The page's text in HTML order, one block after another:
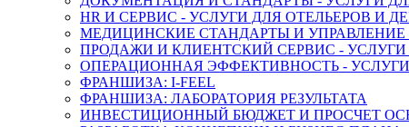
HR И СЕРВИС - УСЛУГИ ДЛЯ ОТЕЛЬЕРОВ И
МЕДИЦИНСКИЕ СТАНДАРТЫ И УПРАВЛЕНИЕ
ПРОДАЖИ И КЛИЕНТСКИЙ СЕРВИС -
ОПЕРАЦИОННАЯ ЭФФЕКТИВНОСТЬ -
ФРАНШИЗА: I-FEEL
ФРАНШИЗА: ЛАБОРАТОРИЯ РЕЗУЛЬТАТА
ИНВЕСТИЦИОННЫЙ БЮДЖЕТ И ПРОСЧЕТ